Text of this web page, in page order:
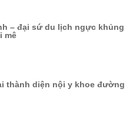
– đại sứ du lịch ngực khủng
mê
thành diện nội y khoe đường